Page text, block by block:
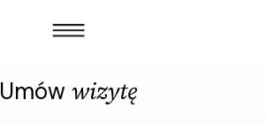
Umów wizytę